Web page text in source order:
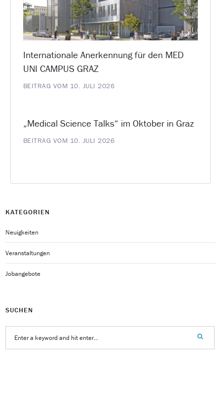
Internationale Anerkennung für den MED
UNI CAMPUS GRAZ
BEITRAG VOM 10. JULI 2026
„Medical Science Talks“ im Oktober in Graz
BEITRAG VOM 10. JULI 2026
KATEGORIEN
Neuigkeiten
Veranstaltungen
Jobangebote
SUCHEN